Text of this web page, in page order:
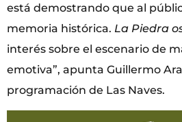
está demostrando que al
memoria histórica. La Piedra
interés sobre el escenario de
emotiva”, apunta Guillermo
programación de Las Naves.